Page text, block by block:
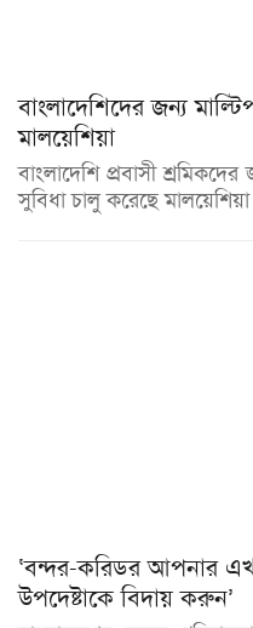
বাংলাদেশিদের জন্য
মালয়েশিয়া
বাংলাদেশি প্রবাসী
সুবিধা চালু করেছে
‘বন্দর-করিডর আপনার
উপদেষ্টাকে বিদায় করুন’